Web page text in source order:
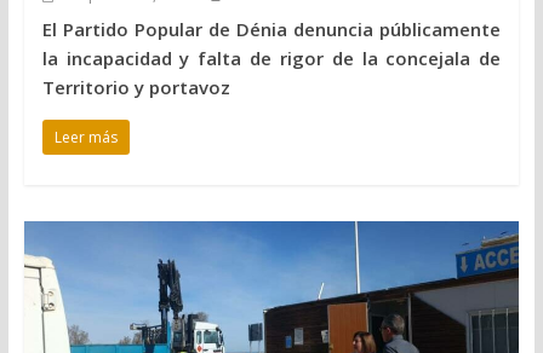
El Partido Popular de Dénia denuncia públicamente
la incapacidad y falta de rigor de la concejala de
Territorio y portavoz
Leer más